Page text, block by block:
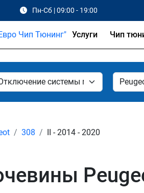
Пн-Сб | 09:00 - 19:00
Услуги Чип
308 II - 2014 - 2020